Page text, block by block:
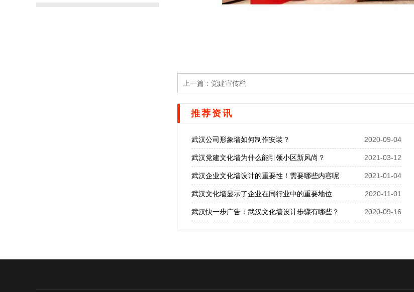
上一篇： 党建宣传栏
推荐资讯
2020-09-04
武汉公司形象墙如何制作安装？
2021-03-12
武汉党建文化墙为什么能引领小区新风尚？
2021-01-04
武汉企业文化墙设计的重要性！需要哪些内容呢
2020-11-01
武汉文化墙显示了企业在同行业中的重要地位
2020-09-16
武汉快一步广告：武汉文化墙设计步骤有哪些？